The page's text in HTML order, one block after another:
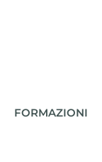
FORMAZIONI